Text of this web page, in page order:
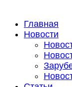
Главная
Новости